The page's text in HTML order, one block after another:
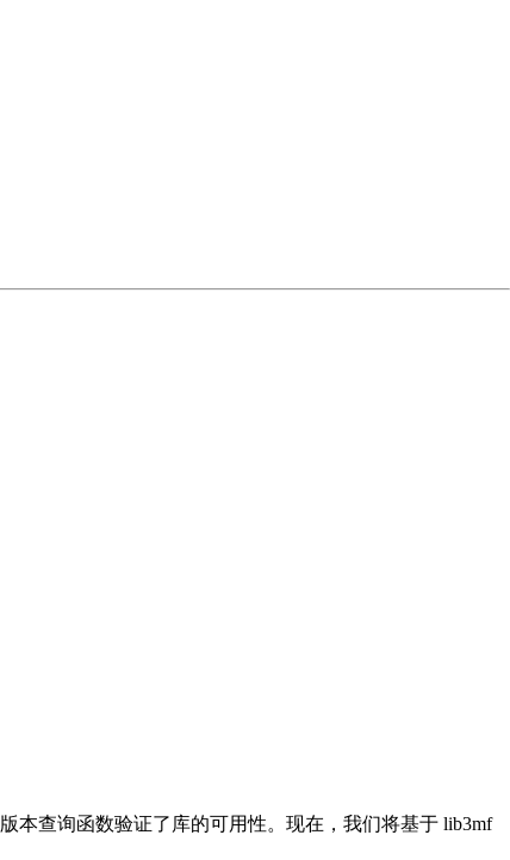
本查询函数验证了库的可用性。现在，我们将基于 lib3mf